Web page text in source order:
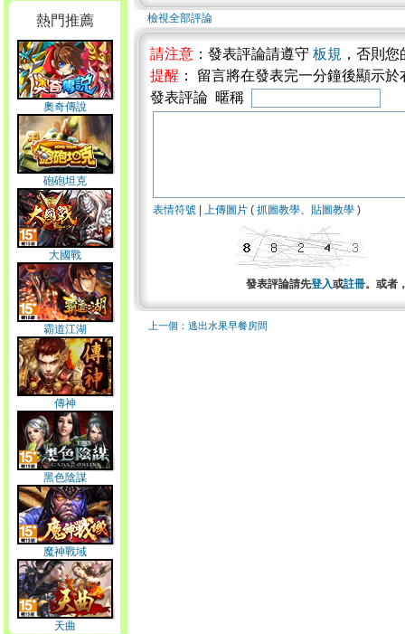
熱門推薦
奧奇傳說
砲砲坦克
大國戰
霸道江湖
傳神
黑色陰謀
魔神戰域
天曲
檢視全部評論
請注意 ：發表評論請遵守 板規 ，否則
提醒 ： 留言將在發表完一分鐘後顯示
發表評論 暱稱
表情符號 上傳圖片 ( 抓圖教學、 貼圖教學 )
發表評論請先登入或註冊。或者
上一個：逃出水果早餐房間